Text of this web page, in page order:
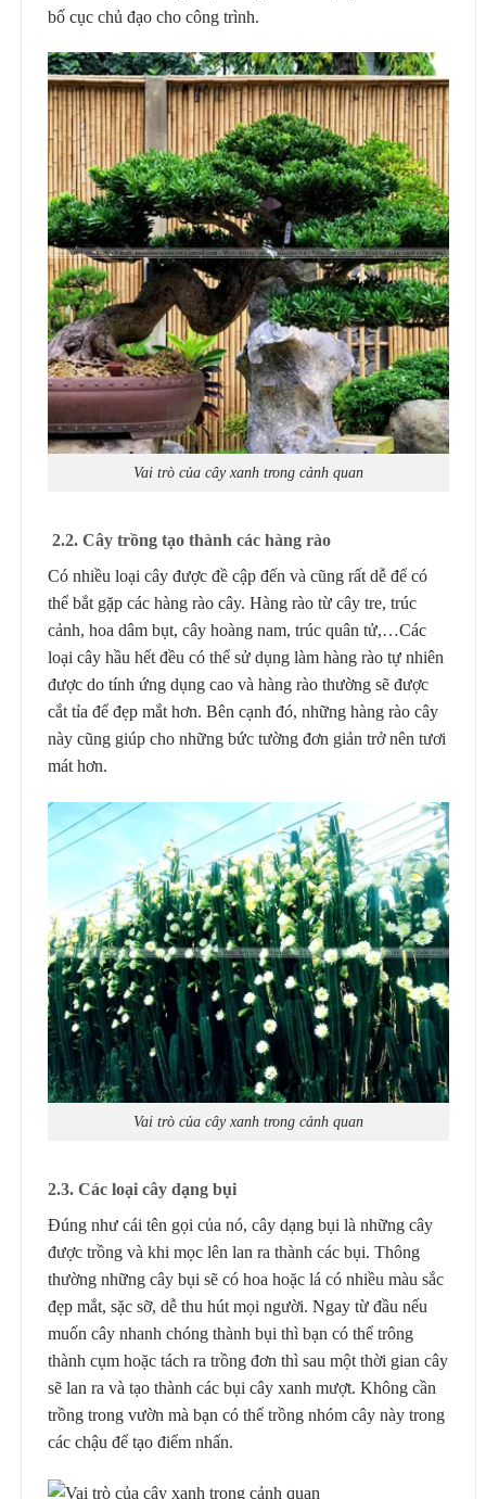
bố cục chủ đạo cho công trình.
Vai trò của cây xanh trong cảnh quan
2.2. Cây trồng tạo thành các hàng rào
Có nhiều loại cây được đề cập đến và cũng rất dễ để có
thể bắt gặp các hàng rào cây. Hàng rào từ cây tre, trúc
cảnh, hoa dâm bụt, cây hoàng nam, trúc quân tử,…Các
loại cây hầu hết đều có thể sử dụng làm hàng rào tự nhiên
được do tính ứng dụng cao và hàng rào thường sẽ được
cắt tỉa để đẹp mắt hơn. Bên cạnh đó, những hàng rào cây
này cũng giúp cho những bức tường đơn giản trở nên tươi
mát hơn.
Vai trò của cây xanh trong cảnh quan
2.3. Các loại cây dạng bụi
Đúng như cái tên gọi của nó, cây dạng bụi là những cây
được trồng và khi mọc lên lan ra thành các bụi. Thông
thường những cây bụi sẽ có hoa hoặc lá có nhiều màu sắc
đẹp mắt, sặc sỡ, dễ thu hút mọi người. Ngay từ đầu nếu
muốn cây nhanh chóng thành bụi thì bạn có thể trông
thành cụm hoặc tách ra trồng đơn thì sau một thời gian cây
sẽ lan ra và tạo thành các bụi cây xanh mượt. Không cần
trồng trong vườn mà bạn có thể trồng nhóm cây này trong
các chậu để tạo điểm nhấn.